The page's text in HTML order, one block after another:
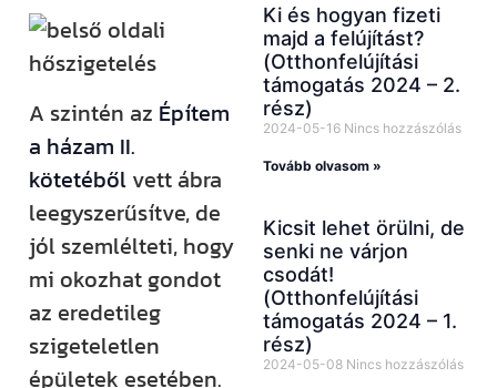
A szintén az Építem
a házam II.
kötetéből vett ábra
leegyszerűsítve, de
jól szemlélteti, hogy
mi okozhat gondot
az eredetileg
szigeteletlen
épületek esetében.
Ki és hogyan fizeti
majd a felújítást?
(Otthonfelújítási
támogatás 2024 – 2.
rész)
2024-05-16 Nincs hozzászólás
Tovább olvasom »
Kicsit lehet örülni, de
senki ne várjon
csodát!
(Otthonfelújítási
támogatás 2024 – 1.
rész)
2024-05-08 Nincs hozzászólás